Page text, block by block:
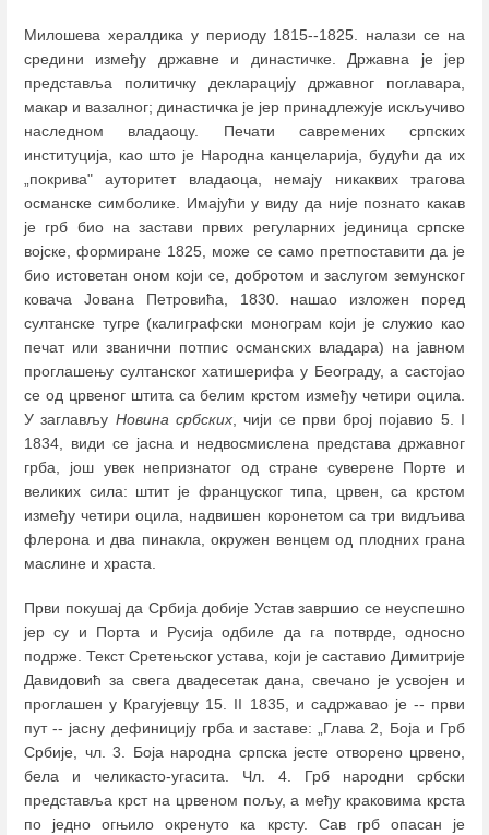
Милошева хералдика у периоду 1815--1825. налази се на
средини између државне и династичке. Државна је јер
представља политичку декларацију државног поглавара,
макар и вазалног; династичка је јер принадлежује искључиво
наследном владаоцу. Печати савремених српских
институција, као што је Народна канцеларија, будући да их
„покрива" ауторитет владаоца, немају никаквих трагова
османске симболике. Имајући у виду да није познато какав
је грб био на застави првих регуларних јединица српске
војске, формиране 1825, може се само претпоставити да је
био истоветан оном који се, добротом и заслугом земунског
ковача Јована Петровића, 1830. нашао изложен поред
султанске тугре (калиграфски монограм који је служио као
печат или званични потпис османских владара) на јавном
проглашењу султанског хатишерифа у Београду, а састојао
се од црвеног штита са белим крстом између четири оцила.
У заглављу Новина србских, чији се први број појавио 5. I
1834, види се јасна и недвосмислена представа државног
грба, још увек непризнатог од стране суверене Порте и
великих сила: штит је француског типа, црвен, са крстом
између четири оцила, надвишен коронетом са три видљива
флерона и два пинакла, окружен венцем од плодних грана
маслине и храста.
Први покушај да Србија добије Устав завршио се неуспешно
јер су и Порта и Русија одбиле да га потврде, односно
подрже. Текст Сретењског устава, који је саставио Димитрије
Давидовић за свега двадесетак дана, свечано је усвојен и
проглашен у Крагујевцу 15. II 1835, и садржавао је -- први
пут -- јасну дефиницију грба и заставе: „Глава 2, Боја и Грб
Србије, чл. 3. Боја народна српска јесте отворено црвено,
бела и челикасто-угасита. Чл. 4. Грб народни србски
представља крст на црвеном пољу, а међу краковима крста
по једно огњило окренуто ка крсту. Сав грб опасан је